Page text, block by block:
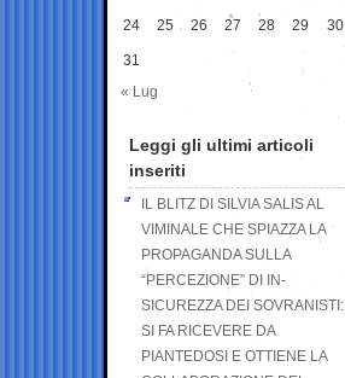
24 25 26 27 28 29 30
31
« Lug
Leggi gli ultimi articoli
inseriti
IL BLITZ DI SILVIA SALIS AL
VIMINALE CHE SPIAZZA LA
PROPAGANDA SULLA
“PERCEZIONE” DI IN-
SICUREZZA DEI SOVRANISTI:
SI FA RICEVERE DA
PIANTEDOSI E OTTIENE LA